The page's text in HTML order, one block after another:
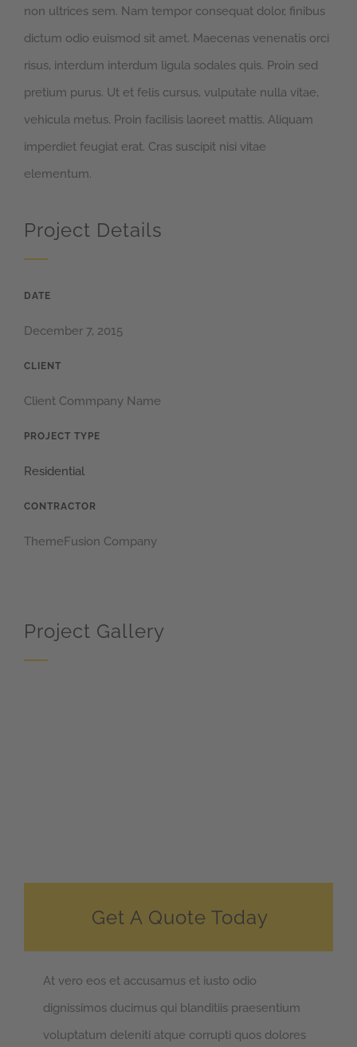
non ultrices sem. Nam tempor consequat dolor, finibus
dictum odio euismod sit amet. Maecenas venenatis orci
risus, interdum interdum ligula sodales quis. Proin sed
pretium purus. Ut et felis cursus, vulputate nulla vitae,
vehicula metus. Proin facilisis laoreet mattis. Aliquam
imperdiet feugiat erat. Cras suscipit nisi vitae
elementum.
Project Details
DATE
December 7, 2015
CLIENT
Client Commpany Name
PROJECT TYPE
Residential
CONTRACTOR
ThemeFusion Company
Project Gallery
Get A Quote Today
At vero eos et accusamus et iusto odio
dignissimos ducimus qui blanditiis praesentium
voluptatum deleniti atque corrupti quos dolores